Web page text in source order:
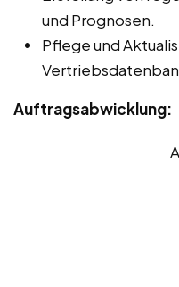
und Prognosen.
Pflege und
Auftragsabwicklung: